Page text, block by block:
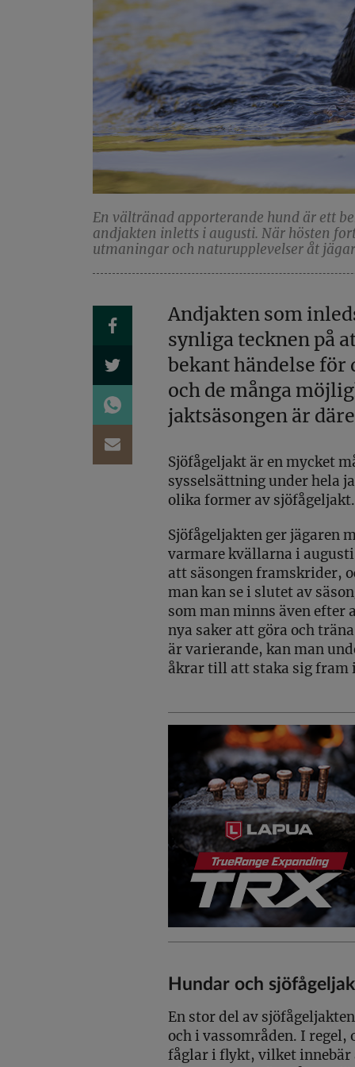
En vältränad apporterande hund är ett
andjakten inletts i augusti. När hösten
utmaningar och naturupplevelser åt
Andjakten som
synliga tecknen på
bekant händelse för
och de många
jaktsäsongen är
Sjöfågeljakt är en mycket
sysselsättning under hela
olika former av sjöfågeljakt.
Sjöfågeljakten ger jägaren
varmare kvällarna i
att säsongen framskrider,
man kan se i slutet av
som man minns även efter
nya saker att göra och
är varierande, kan man
åkrar till att staka sig fram
Hundar och
En stor del av
och i vassområden. I
fåglar i flykt, vilket innebär